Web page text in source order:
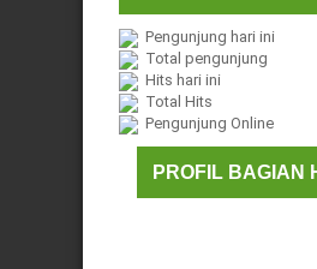
Pengunjung hari ini
Total pengunjung
Hits hari ini
Total Hits
Pengunjung Online
PROFIL BAGIAN